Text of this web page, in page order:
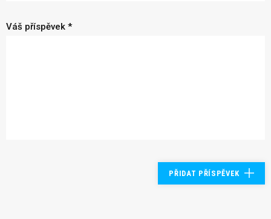
Váš příspěvek *
PŘIDAT PŘÍSPĚVEK